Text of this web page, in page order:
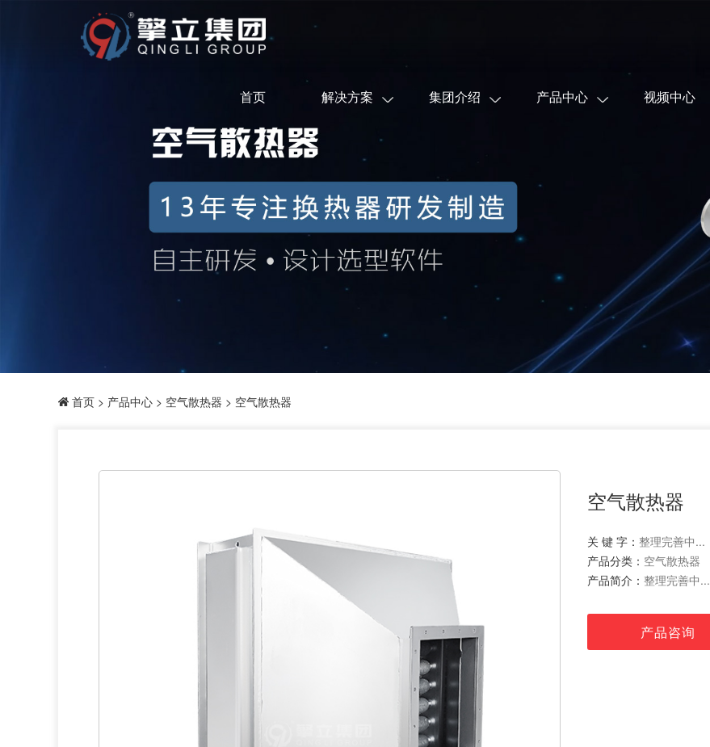
首页 解决方案 集团介绍 产品中心 视频中心
首页 > 产品中心 > 空气散热器 > 空气散热器
空气散热器
关 键 字： 整理完善中...
产品分类： 空气散热器
产品简介： 整理完善中...
产品咨询